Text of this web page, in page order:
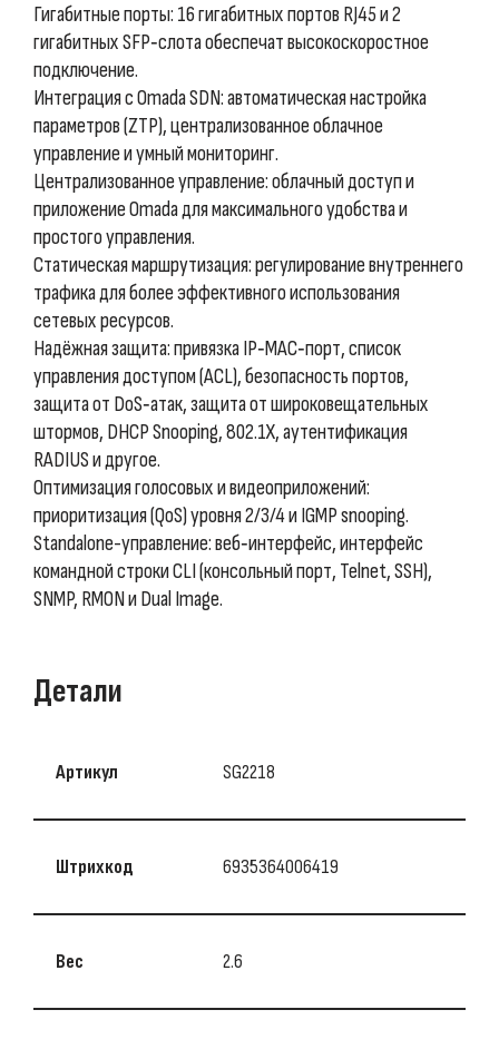
Гигабитные порты: 16 гигабитных портов RJ45 и 2
гигабитных SFP‑слота обеспечат высокоскоростное
подключение.
Интеграция с Omada SDN: автоматическая настройка
параметров (ZTP), централизованное облачное
управление и умный мониторинг.
Централизованное управление: облачный доступ и
приложение Omada для максимального удобства и
простого управления.
Статическая маршрутизация: регулирование внутреннего
трафика для более эффективного использования
сетевых ресурсов.
Надёжная защита: привязка IP‑MAC‑порт, список
управления доступом (ACL), безопасность портов,
защита от DoS‑атак, защита от широковещательных
штормов, DHCP Snooping, 802.1X, аутентификация
RADIUS и другое.
Оптимизация голосовых и видеоприложений:
приоритизация (QoS) уровня 2/3/4 и IGMP snooping.
Standalone-управление: веб‑интерфейс, интерфейс
командной строки CLI (консольный порт, Telnet, SSH),
SNMP, RMON и Dual Image.
Детали
Артикул SG2218
Штрихкод 6935364006419
Вес 2.6